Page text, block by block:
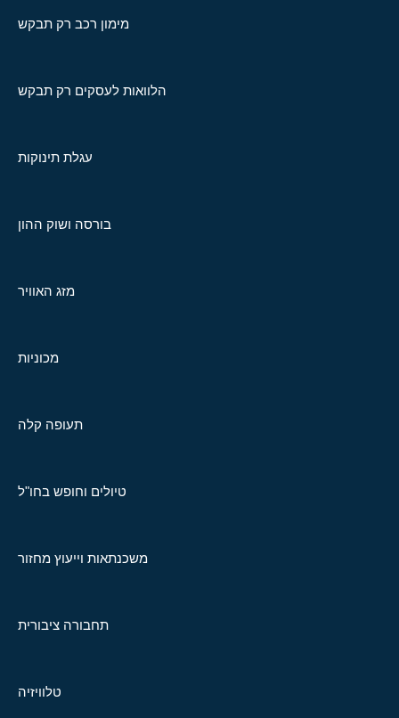
מימון רכב רק תבקש
הלוואות לעסקים רק תבקש
עגלת תינוקות
בורסה ושוק ההון
מזג האוויר
מכוניות
תעופה קלה
טיולים וחופש בחו"ל
משכנתאות וייעוץ מחזור
תחבורה ציבורית
טלוויזיה